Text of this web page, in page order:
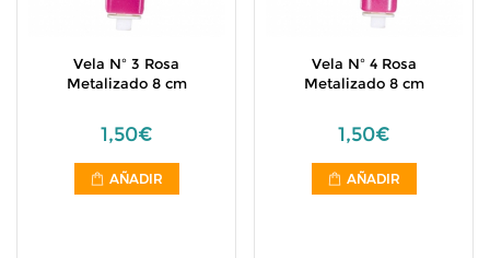
Vela Nº 3 Rosa
Metalizado 8 cm
1,50€
AÑADIR
Vela Nº 4 Rosa
Metalizado 8 cm
1,50€
AÑADIR